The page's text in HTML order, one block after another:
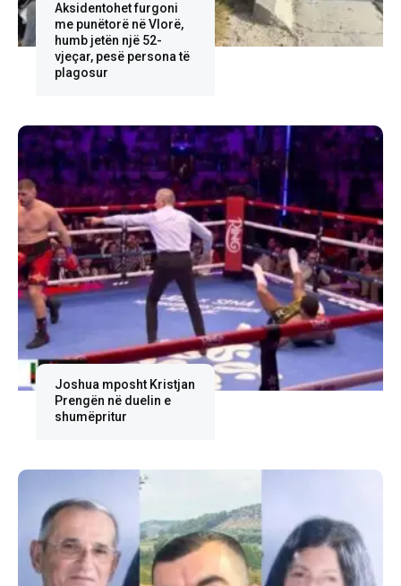
Aksidentohet furgoni
me punëtorë në Vlorë,
humb jetën një 52-
vjeçar, pesë persona të
plagosur
Joshua mposht Kristjan
Prengën në duelin e
shumëpritur